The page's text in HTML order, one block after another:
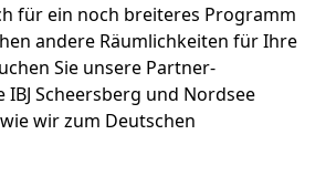
für ein noch breiteres Programm
andere Räumlichkeiten für Ihre
Sie unsere Partner-
Scheersberg und Nordsee
wir zum Deutschen